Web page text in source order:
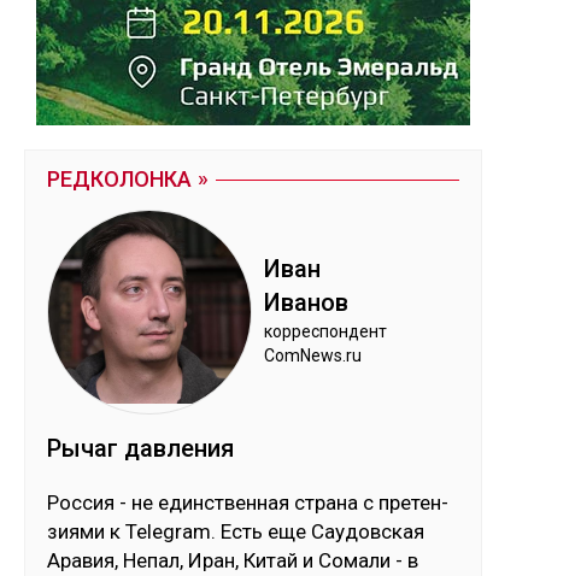
РЕДКОЛОНКА
Иван
Ива­нов
кор­рес­пон­дент
ComNews.ru
Ры­чаг дав­ле­ния
Рос­сия - не единс­твен­ная стра­на с пре­тен­
зия­ми к Telegram. Есть еще Сау­дов­ская
Ара­вия, Не­пал, Иран, Ки­тай и Со­ма­ли - в